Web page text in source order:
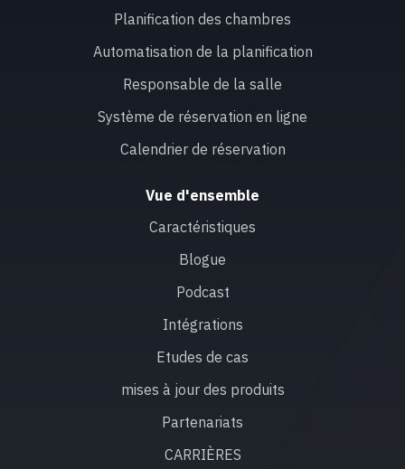
Planification des chambres
Automatisation de la planification
Responsable de la salle
Système de réservation en ligne
Calendrier de réservation
Vue d'ensemble
Caractéristiques
Blogue
Podcast
Intégrations
Etudes de cas
mises à jour des produits
Partenariats
CARRIÈRES